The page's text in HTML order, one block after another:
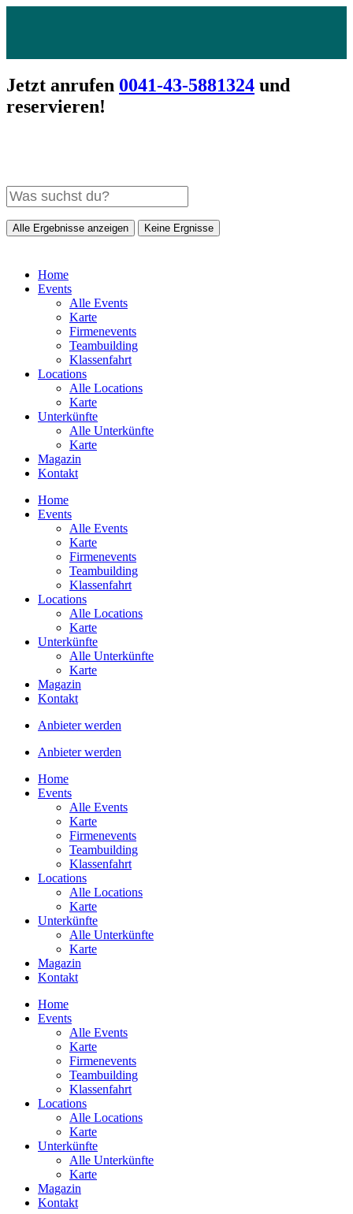
Jetzt anrufen 0041-43-5881324 und
reservieren!
Alle Ergebnisse anzeigen Keine Ergnisse
Home
Events
Alle Events
Karte
Firmenevents
Teambuilding
Klassenfahrt
Locations
Alle Locations
Karte
Unterkünfte
Alle Unterkünfte
Karte
Magazin
Kontakt
Home
Events
Alle Events
Karte
Firmenevents
Teambuilding
Klassenfahrt
Locations
Alle Locations
Karte
Unterkünfte
Alle Unterkünfte
Karte
Magazin
Kontakt
Anbieter werden
Anbieter werden
Home
Events
Alle Events
Karte
Firmenevents
Teambuilding
Klassenfahrt
Locations
Alle Locations
Karte
Unterkünfte
Alle Unterkünfte
Karte
Magazin
Kontakt
Home
Events
Alle Events
Karte
Firmenevents
Teambuilding
Klassenfahrt
Locations
Alle Locations
Karte
Unterkünfte
Alle Unterkünfte
Karte
Magazin
Kontakt